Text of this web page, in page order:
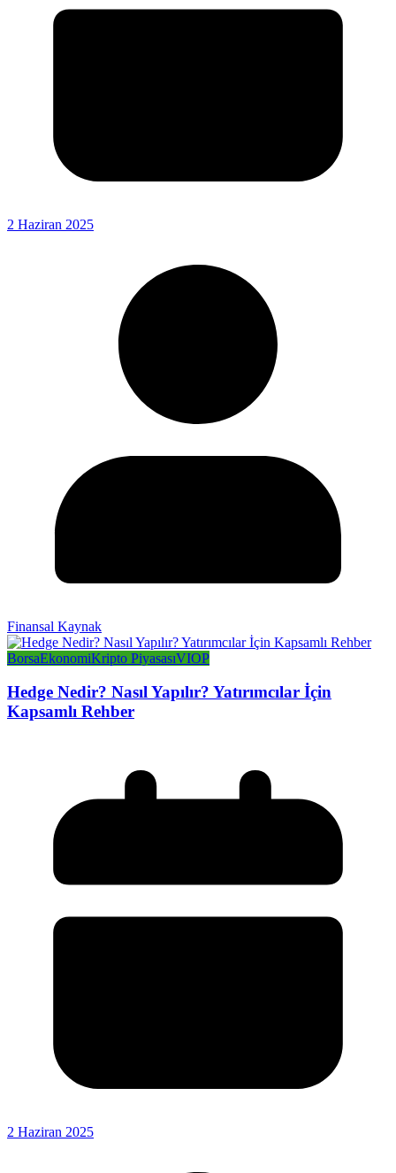
2 Haziran 2025
Finansal Kaynak
BorsaEkonomiKripto PiyasasıVIOP
Hedge Nedir? Nasıl Yapılır? Yatırımcılar İçin
Kapsamlı Rehber
2 Haziran 2025